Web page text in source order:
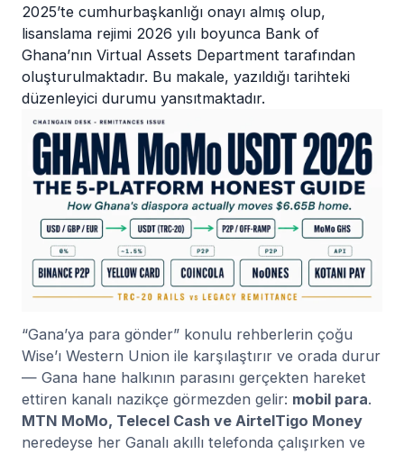
2025’te cumhurbaşkanlığı onayı almış olup,
lisanslama rejimi 2026 yılı boyunca Bank of
Ghana’nın Virtual Assets Department tarafından
oluşturulmaktadır. Bu makale, yazıldığı tarihteki
düzenleyici durumu yansıtmaktadır.
“Gana’ya para gönder” konulu rehberlerin çoğu
Wise’ı Western Union ile karşılaştırır ve orada durur
— Gana hane halkının parasını gerçekten hareket
ettiren kanalı nazikçe görmezden gelir: mobil para.
MTN MoMo, Telecel Cash ve AirtelTigo Money
neredeyse her Ganalı akıllı telefonda çalışırken ve